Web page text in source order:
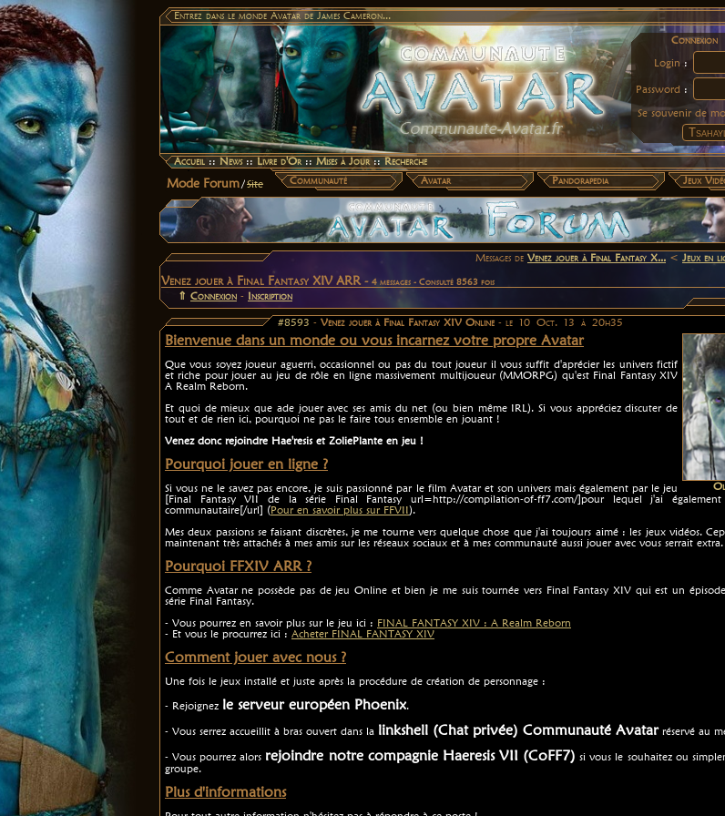
Entrez dans le monde Avatar de James Cameron...
Connexion
Login :
Password :
Se souvenir de
Accueil::News::Livre d'Or::Mises à Jour::Recherche
Mode Forum/Site Communauté Avatar Pandorapedia Jeux
Messages de Venez jouer à Final Fantasy X... < Jeux en
Venez jouer à Final Fantasy XIV ARR - 4 messages - Consulté 8563 fois
⇑ Connexion - Inscription
#8593 - Venez jouer à Final Fantasy XIV Online - le 10 Oct. 13 à 20h35
Bienvenue dans un monde ou vous incarnez votre propre Avatar
Que vous soyez joueur aguerri, occasionnel ou pas du tout joueur il vous suffit d'aprécier les univers fictif
et riche pour jouer au jeu de rôle en ligne massivement multijoueur (MMORPG) qu'est Final Fantasy XIV
A Realm Reborn.
Et quoi de mieux que ade jouer avec ses amis du net (ou bien même IRL). Si vous appréciez discuter de
tout et de rien ici, pourquoi ne pas le faire tous ensemble en jouant !
Venez donc rejoindre Hae'resis et ZoliePlante en jeu !
Pourquoi jouer en ligne ?
Si vous ne le savez pas encore, je suis passionné par le film Avatar et son univers mais également par le jeu
[Final Fantasy VII de la série Final Fantasy url=http://compilation-of-ff7.com/]pour lequel j'ai
communautaire[/url] (Pour en savoir plus sur FFVII).
Mes deux passions se faisant discrètes, je me tourne vers quelque chose que j'ai toujours aimé : les jeux vidéos.
maintenant très attachés à mes amis sur les réseaux sociaux et à mes communauté aussi jouer avec vous serrait extra.
Pourquoi FFXIV ARR ?
Comme Avatar ne possède pas de jeu Online et bien je me suis tournée vers Final Fantasy XIV qui est un
série Final Fantasy.
- Vous pourrez en savoir plus sur le jeu ici : FINAL FANTASY XIV : A Realm Reborn
- Et vous le procurrez ici : Acheter FINAL FANTASY XIV
Comment jouer avec nous ?
Une fois le jeux installé et juste après la procédure de création de personnage :
- Rejoignez le serveur européen Phoenix.
- Vous serrez accueillit à bras ouvert dans la linkshell (Chat privée) Communauté Avatarréservé au
- Vous pourrez alors rejoindre notre compagnie Haeresis VII (CoFF7) si vous le souhaitez ou
groupe.
Plus d'informations